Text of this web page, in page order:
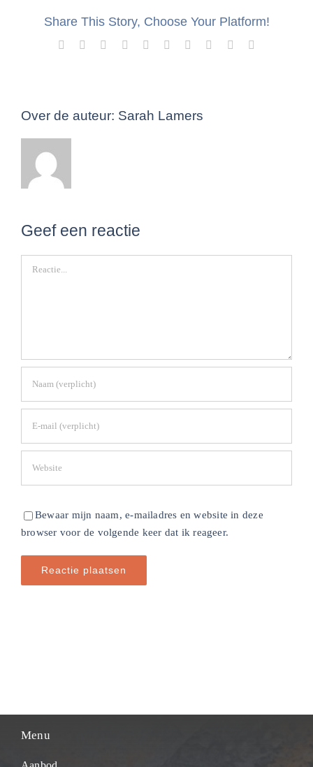
Share This Story, Choose Your Platform!
Facebook Reddit LinkedInWhatsApp
TumblrPinterest Xing
Over de auteur: Sarah Lamers
Geef een reactie
Bewaar mijn naam, e-mailadres en website in deze
browser voor de volgende keer dat ik reageer.
Menu